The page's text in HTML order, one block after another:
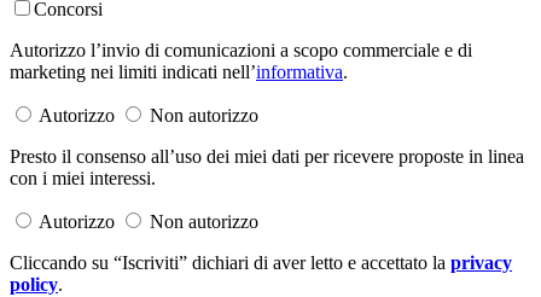
Concorsi
Autorizzo l’invio di comunicazioni a scopo commerciale e di
marketing nei limiti indicati nell’informativa.
Autorizzo
Non autorizzo
Presto il consenso all’uso dei miei dati per ricevere proposte in linea
con i miei interessi.
Autorizzo
Non autorizzo
Cliccando su “Iscriviti” dichiari di aver letto e accettato la privacy
policy.